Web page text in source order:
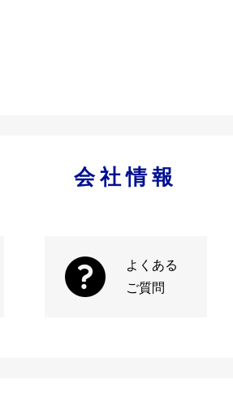
会社情報
よくある
ご質問